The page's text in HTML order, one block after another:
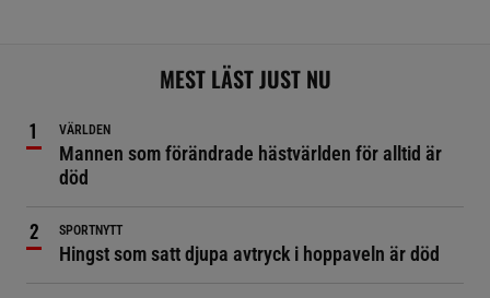
MEST LÄST JUST NU
VÄRLDEN
Mannen som förändrade hästvärlden för alltid är
död
SPORTNYTT
Hingst som satt djupa avtryck i hoppaveln är död